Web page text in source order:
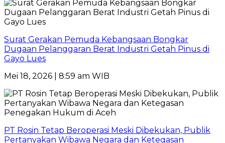
Surat Gerakan Pemuda Kebangsaan Bongkar
Dugaan Pelanggaran Berat Industri Getah Pinus di
Gayo Lues
Mei 18, 2026 | 8:59 am WIB
PT Rosin Tetap Beroperasi Meski Dibekukan, Publik
Pertanyakan Wibawa Negara dan Ketegasan